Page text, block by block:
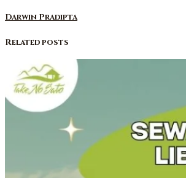
Darwin Pradipta
Related posts